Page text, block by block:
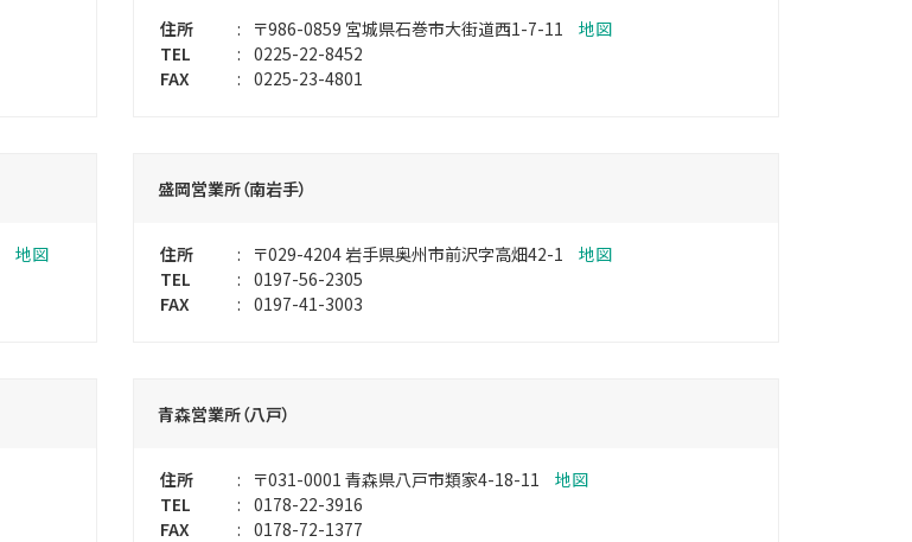
住所 : 〒986-0859 宮城県石巻市大街道西1-7-11
地図
TEL
: 0225-22-8452
FAX
: 0225-23-4801
地図
盛岡営業所（南岩手）
住所 : 〒029-4204岩手県奥州市前沢字高畑42-1
地図
TEL
: 0197-56-2305
FAX
: 0197-41-3003
青森営業所（八戸）
住所 : 〒031-0001 青森県八戸市類家4-18-11
地図
TEL
: 0178-22-3916
FAX
: 0178-72-1377